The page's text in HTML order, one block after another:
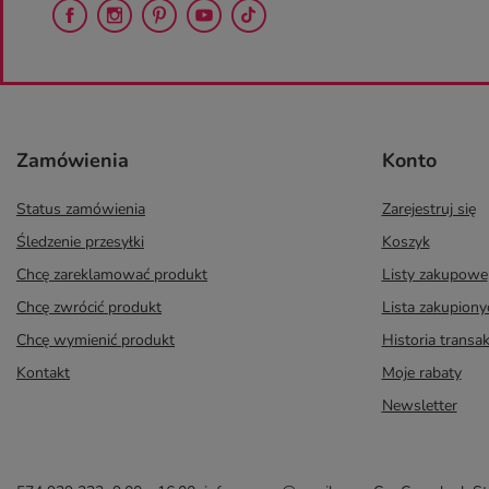
Zamówienia
Status zamówienia
Śledzenie przesyłki
Chcę zareklamować produkt
Chcę zwrócić produkt
Chcę wymienić produkt
Kontakt
Konto
Zarejestruj się
Koszyk
Listy zakupowe
Lista
Historia
Moje rabaty
Newsletter